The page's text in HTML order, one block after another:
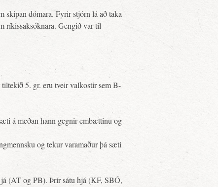
skipan dómara. Fyrir stjórn lá að taka
ríkissaksóknara. Gengið var til
5. gr. eru tveir valkostir sem B-
á meðan hann gegnir embættinu og
og tekur varamaður þá sæti
(AT og PB). Þrír sátu hjá (KF, SBÓ,